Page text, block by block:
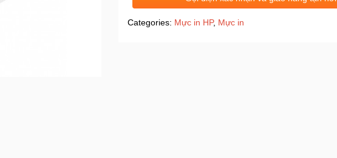
Categories: Mực in HP, Mực in